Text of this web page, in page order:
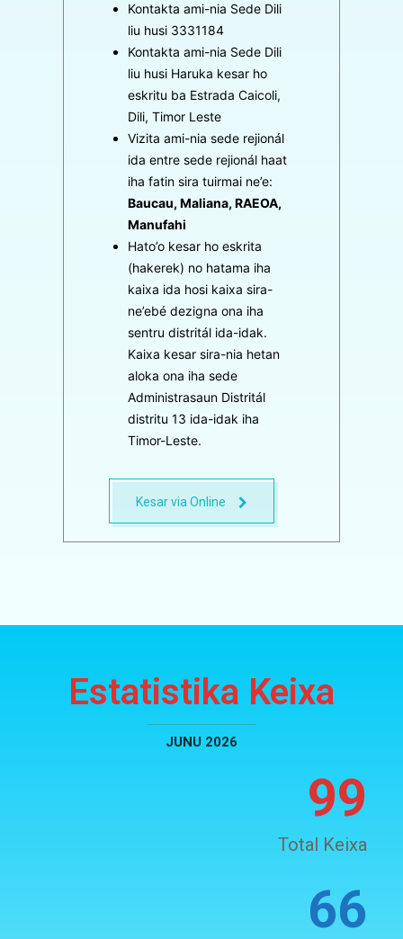
Kontakta ami-nia Sede Dili
liu husi 3331184
Kontakta ami-nia Sede Dili
liu husi Haruka kesar ho
eskritu ba Estrada Caicoli,
Dili, Timor Leste
Vizita ami-nia sede rejionál
ida entre sede rejionál haat
iha fatin sira tuirmai ne’e:
Baucau, Maliana, RAEOA,
Manufahi
Hato’o kesar ho eskrita
(hakerek) no hatama iha
kaixa ida hosi kaixa sira-
ne’ebé dezigna ona iha
sentru distritál ida-idak.
Kaixa kesar sira-nia hetan
aloka ona iha sede
Administrasaun Distritál
distritu 13 ida-idak iha
Timor-Leste.
Kesar via Online
Estatistika Keixa
JUNU 2026
99
Total Keixa
66